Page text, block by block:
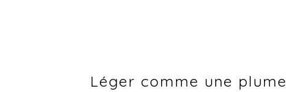
Léger comme une plume